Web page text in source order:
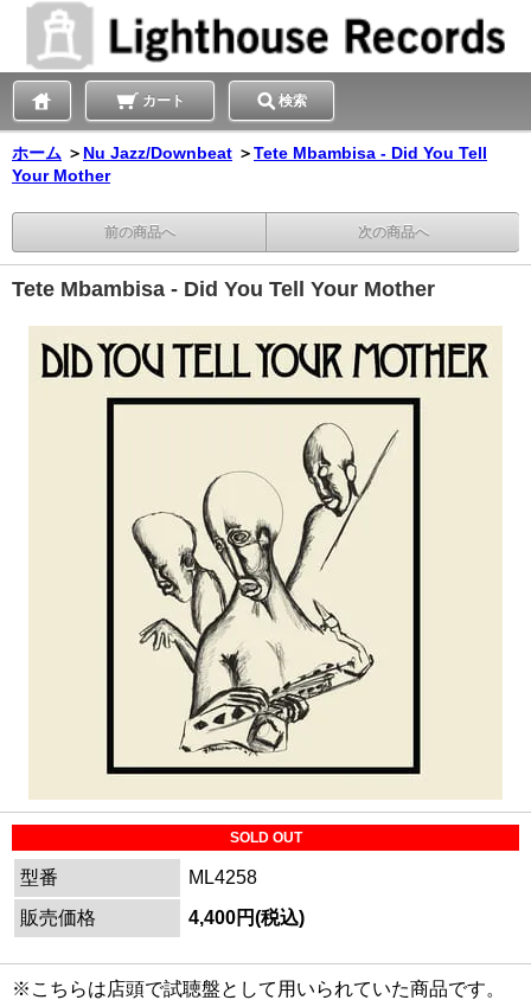
カート 検索
ホーム ＞ Nu Jazz/Downbeat ＞Tete Mbambisa - Did You Tell
Your Mother
前の商品へ 次の商品へ
Tete Mbambisa - Did You Tell Your Mother
SOLD OUT
型番
ML4258
販売価格
4,400円(税込)
※こちらは店頭で試聴盤として用いられていた商品です。